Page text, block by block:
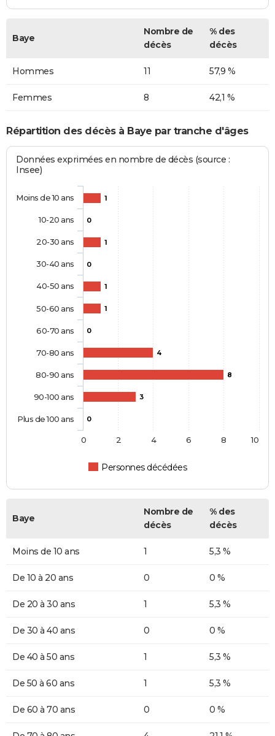
Baye
Nombre de
décès
% des
décès
Hommes 11 57,9 %
Femmes 8 42,1 %
Répartition des décès à Baye par tranche d'âges
Données exprimées en nombre de décès (source :
Insee)
1
0
1
0
1
1
0
4
8
3
0
Personnes décédées
Moins de 10 ans
10-20 ans
20-30 ans
30-40 ans
40-50 ans
50-60 ans
60-70 ans
70-80 ans
80-90 ans
90-100 ans
Plus de 100 ans
0 2 4 6 8 10
Baye
Nombre de
décès
% des
décès
Moins de 10 ans 1 5,3 %
De 10 à 20 ans 0 0 %
De 20 à 30 ans 1 5,3 %
De 30 à 40 ans 0 0 %
De 40 à 50 ans 1 5,3 %
De 50 à 60 ans 1 5,3 %
De 60 à 70 ans 0 0 %